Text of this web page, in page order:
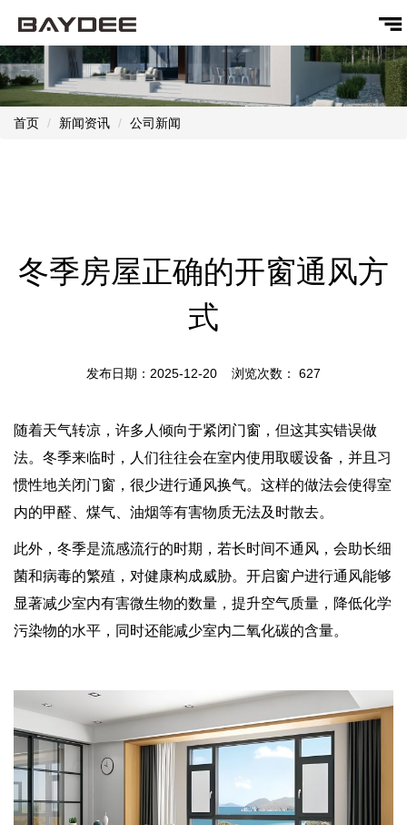
首页 新闻资讯 公司新闻
冬季房屋正确的开窗通风方
式
发布日期：2025-12-20 浏览次数： 627
随着天气转凉，许多人倾向于紧闭门窗，但这其实错误做
法。冬季来临时，人们往往会在室内使用取暖设备，并且习
惯性地关闭门窗，很少进行通风换气。这样的做法会使得室
内的甲醛、煤气、油烟等有害物质无法及时散去。
此外，冬季是流感流行的时期，若长时间不通风，会助长细
菌和病毒的繁殖，对健康构成威胁。开启窗户进行通风能够
显著减少室内有害微生物的数量，提升空气质量，降低化学
污染物的水平，同时还能减少室内二氧化碳的含量。